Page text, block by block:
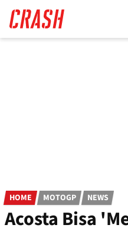
main
content
HOME MOTOGP NEWS
Acosta Bisa